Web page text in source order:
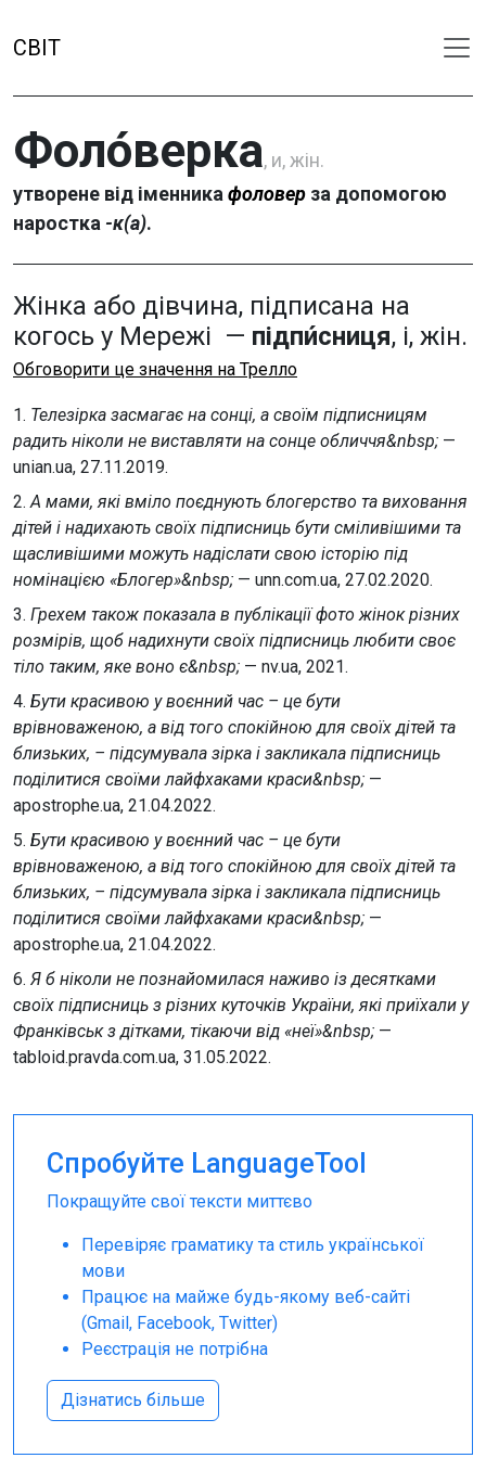
СВІТ
Фоло́верка, и, жін.
утворене від іменника фоловер за допомогою
наростка -к(а).
Жінка або дівчина, підписана на
когось у Мережі — підпи́сниця, і, жін.
Обговорити це значення на Трелло
1. Телезірка засмагає на сонці, а своїм підписницям
радить ніколи не виставляти на сонце обличчя&nbsp; —
unian.ua, 27.11.2019.
2.А мами, які вміло поєднують блогерство та виховання
дітей і надихають своїх підписниць бути сміливішими та
щасливішими можуть надіслати свою історію під
номінацією «Блогер»&nbsp; — unn.com.ua, 27.02.2020.
3. Грехем також показала в публікації фото жінок різних
розмірів, щоб надихнути своїх підписниць любити своє
тіло таким, яке воно є&nbsp; — nv.ua, 2021.
4. Бути красивою у воєнний час – це бути
врівноваженою, а від того спокійною для своїх дітей та
близьких, – підсумувала зірка і закликала підписниць
поділитися своїми лайфхаками краси&nbsp; —
apostrophe.ua, 21.04.2022.
5. Бути красивою у воєнний час – це бути
врівноваженою, а від того спокійною для своїх дітей та
близьких, – підсумувала зірка і закликала підписниць
поділитися своїми лайфхаками краси&nbsp; —
apostrophe.ua, 21.04.2022.
6. Я б ніколи не познайомилася наживо із десятками
своїх підписниць з різних куточків України, які приїхали у
Франківськ з дітками, тікаючи від «неї»&nbsp; —
tabloid.pravda.com.ua, 31.05.2022.
Спробуйте LanguageTool
Покращуйте свої тексти миттєво
Перевіряє граматику та стиль української
мови
Працює на майже будь-якому веб-сайті
(Gmail, Facebook, Twitter)
Реєстрація не потрібна
Дізнатись більше